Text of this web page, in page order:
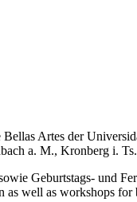
Artes der
a. M., Kronberg i.
Geburtstags- und
as well as workshops